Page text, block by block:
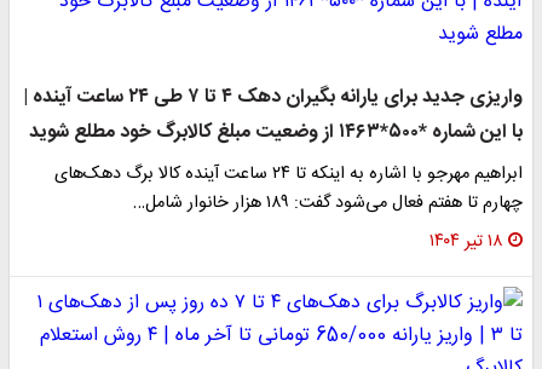
واریزی جدید برای یارانه بگیران دهک ۴ تا ۷ طی ۲۴ ساعت آینده |
با این شماره *۵۰۰*۱۴۶۳ از وضعیت مبلغ کالابرگ خود مطلع شوید
ابراهیم مهرجو با اشاره به اینکه تا ۲۴ ساعت آینده کالا برگ دهک‌های
چهارم تا هفتم فعال می‌شود گفت: ۱۸۹ هزار خانوار شامل…
۱۸ تیر ۱۴۰۴